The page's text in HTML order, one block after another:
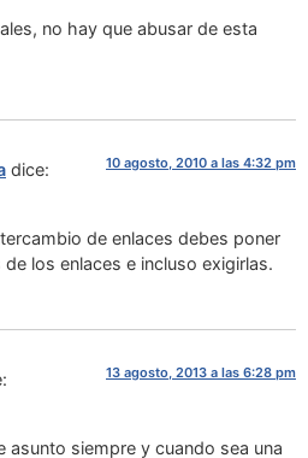
no hay que abusar de esta
dice: 10 agosto, 2010 a las 4:32 pm
de enlaces debes poner
los enlaces e incluso exigirlas.
13 agosto, 2013 a las 6:28 pm
asunto siempre y cuando sea una